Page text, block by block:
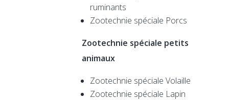
ruminants
Zootechnie spéciale Porcs
Zootechnie spéciale petits
animaux
Zootechnie spéciale Volaille
Zootechnie spéciale Lapin